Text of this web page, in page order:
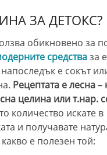
ЗА ДЕТОКС?
обикновено за
средстваза
напоследък е сокът
Рецептата е лесна –
целина или т.нар.
количество искате в
и получавате
е полезен той: